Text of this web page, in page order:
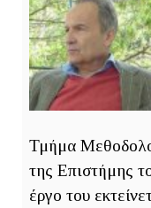
Τμήμα
της Επιστήμης
έργο του